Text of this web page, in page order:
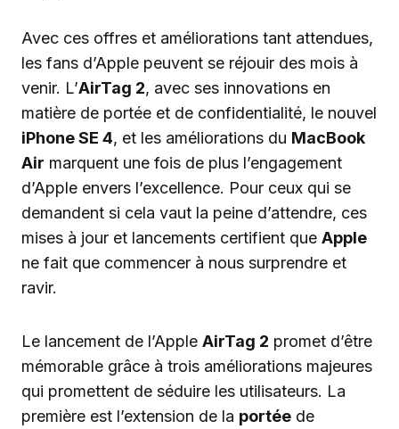
Avec ces offres et améliorations tant attendues,
les fans d’Apple peuvent se réjouir des mois à
venir. L’AirTag 2, avec ses innovations en
matière de portée et de confidentialité, le nouvel
iPhone SE 4, et les améliorations du MacBook
Air marquent une fois de plus l’engagement
d’Apple envers l’excellence. Pour ceux qui se
demandent si cela vaut la peine d’attendre, ces
mises à jour et lancements certifient que Apple
ne fait que commencer à nous surprendre et
ravir.
Le lancement de l’Apple AirTag 2 promet d’être
mémorable grâce à trois améliorations majeures
qui promettent de séduire les utilisateurs. La
première est l’extension de la portée de